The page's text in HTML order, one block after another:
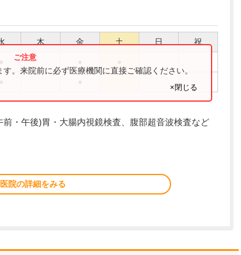
木 金 土 日 祝
。来院前に必ず医療機関に直接ご確認ください。
×閉じる
・午後)胃・大腸内視鏡検査、腹部超音波検査など
院の詳細をみる